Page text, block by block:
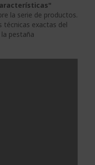
la serie de productos.
técnicas exactas del
la pestaña